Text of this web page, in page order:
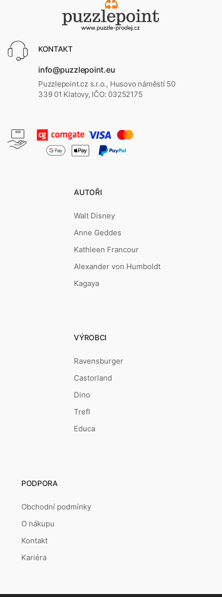
KONTAKT
info@puzzlepoint.eu
Puzzlepoint.cz s.r.o., Husovo náměstí 50
339 01 Klatovy, IČO: 03252175
AUTOŘI
Walt Disney
Anne Geddes
Kathleen Francour
Alexander von Humboldt
Kagaya
VÝROBCI
Ravensburger
Castorland
Dino
Trefl
Educa
PODPORA
Obchodní podmínky
O nákupu
Kontakt
Kariéra